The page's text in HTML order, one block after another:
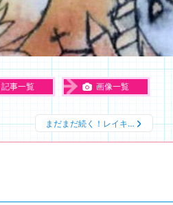
記事一覧 画像一覧
まだまだ続く！レイキ…